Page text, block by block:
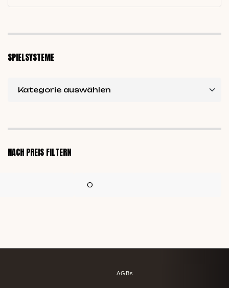
SPIELSYSTEME
NACH PREIS FILTERN
AGBs